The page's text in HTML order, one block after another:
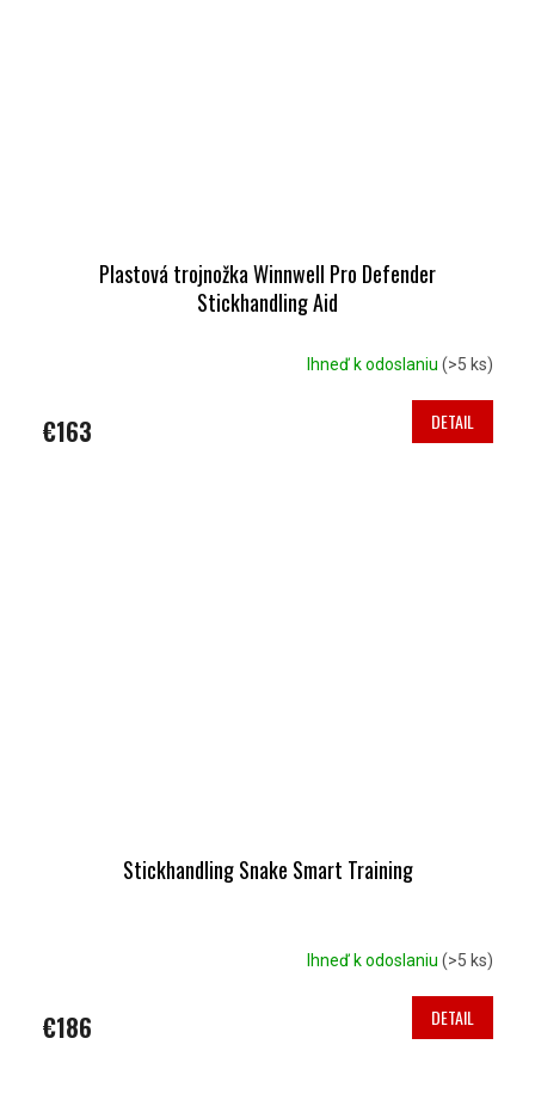
Plastová trojnožka Winnwell Pro Defender
Stickhandling Aid
Ihneď k odoslaniu (>5 ks)
€163 DETAIL
Stickhandling Snake Smart Training
Ihneď k odoslaniu (>5 ks)
€186 DETAIL